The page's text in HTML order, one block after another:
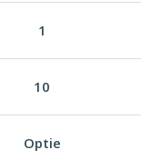
1
10
Optie